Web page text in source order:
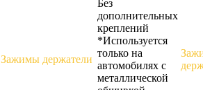
Зажимы держатели
Без
дополнительных
креплений
*Используется
только на
автомобилях с
металлической